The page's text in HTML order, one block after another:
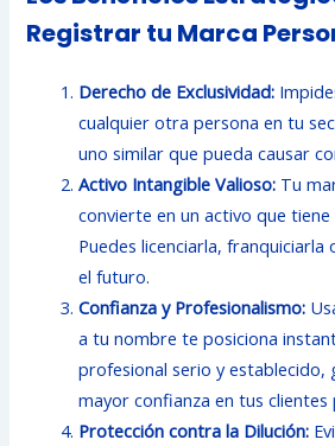
Registrar tu Marca
Derecho de Exclusividad:
cualquier otra persona en tu
uno similar que pueda causar
Activo Intangible Valioso: Tu
convierte en un activo que
Puedes licenciarla, franquiciarla
el futuro.
Confianza y Profesionalismo:
a tu nombre te posiciona
profesional serio y establecido,
mayor confianza en tus clientes
Protección contra la Dilución: